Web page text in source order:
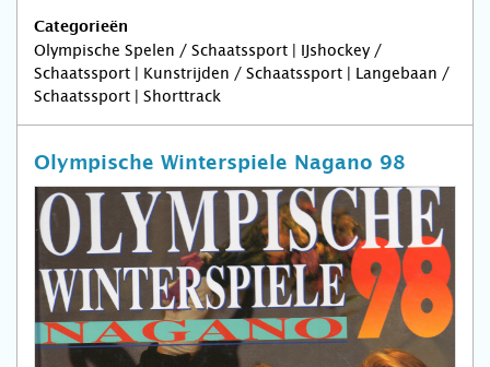
Categorieën
Olympische Spelen / Schaatssport | IJshockey /
Schaatssport | Kunstrijden / Schaatssport | Langebaan /
Schaatssport | Shorttrack
Olympische Winterspiele Nagano 98